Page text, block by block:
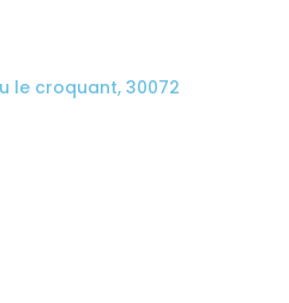
le croquant, 30072